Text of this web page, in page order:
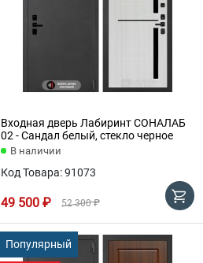
Входная дверь Лабиринт СОНАЛАБ
02 - Сандал белый, стекло черное
В наличии
Код Товара: 91073
49 500 ₽ 52 300 ₽
Популярный